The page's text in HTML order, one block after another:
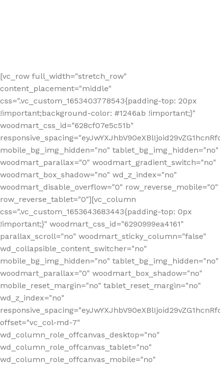
[vc_row full_width="stretch_row"
content_placement="middle"
css=".vc_custom_1653403778543{padding-top: 20px
!important;background-color: #1246ab !important;}"
woodmart_css_id="628cf07e5c51b"
mobile_bg_img_hidden="no" tablet_bg_img_hidden="no"
woodmart_parallax="0" woodmart_gradient_switch="no"
woodmart_box_shadow="no" wd_z_index="no"
woodmart_disable_overflow="0" row_reverse_mobile="0"
row_reverse_tablet="0"][vc_column
css=".vc_custom_1653643683443{padding-top: 0px
!important;}" woodmart_css_id="6290999ea4161"
parallax_scroll="no" woodmart_sticky_column="false"
wd_collapsible_content_switcher="no"
mobile_bg_img_hidden="no" tablet_bg_img_hidden="no"
woodmart_parallax="0" woodmart_box_shadow="no"
mobile_reset_margin="no" tablet_reset_margin="no"
wd_z_index="no"
offset="vc_col-md-7"
wd_column_role_offcanvas_desktop="no"
wd_column_role_offcanvas_tablet="no"
wd_column_role_offcanvas_mobile="no"